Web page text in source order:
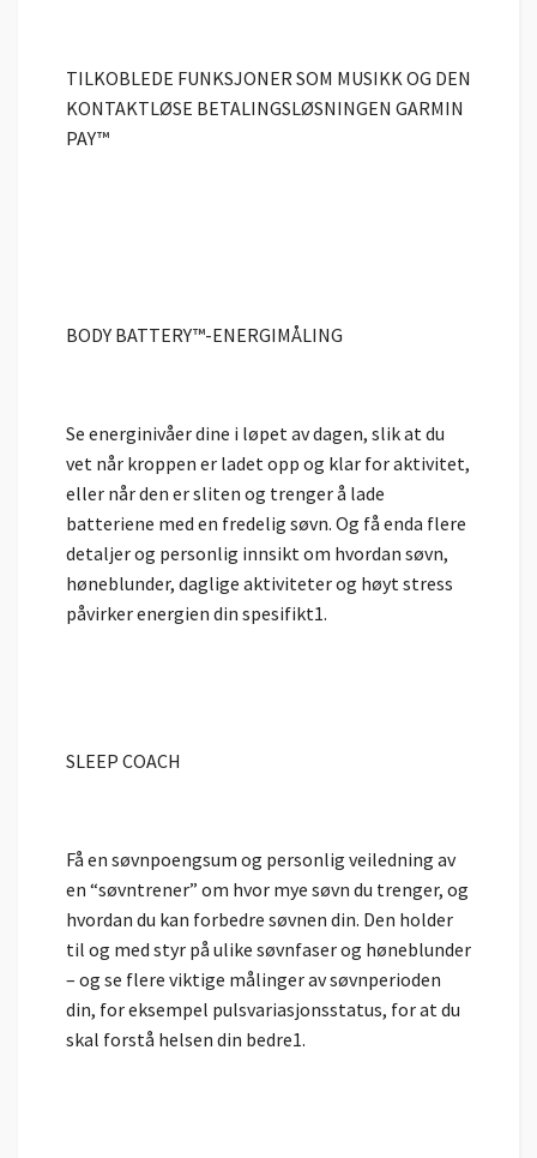
TILKOBLEDE FUNKSJONER SOM MUSIKK OG DEN
KONTAKTLØSE BETALINGSLØSNINGEN GARMIN
PAY™
BODY BATTERY™-ENERGIMÅLING
Se energinivåer dine i løpet av dagen, slik at du
vet når kroppen er ladet opp og klar for aktivitet,
eller når den er sliten og trenger å lade
batteriene med en fredelig søvn. Og få enda flere
detaljer og personlig innsikt om hvordan søvn,
høneblunder, daglige aktiviteter og høyt stress
påvirker energien din spesifikt1.
SLEEP COACH
Få en søvnpoengsum og personlig veiledning av
en “søvntrener” om hvor mye søvn du trenger, og
hvordan du kan forbedre søvnen din. Den holder
til og med styr på ulike søvnfaser og høneblunder
– og se flere viktige målinger av søvnperioden
din, for eksempel pulsvariasjonsstatus, for at du
skal forstå helsen din bedre1.